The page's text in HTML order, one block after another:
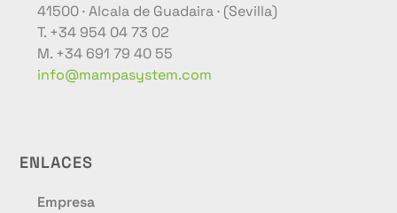
41500 · Alcala de Guadaira · (Sevilla)
T. +34 954 04 73 02
M. +34 691 79 40 55
info@mampasystem.com
ENLACES
Empresa